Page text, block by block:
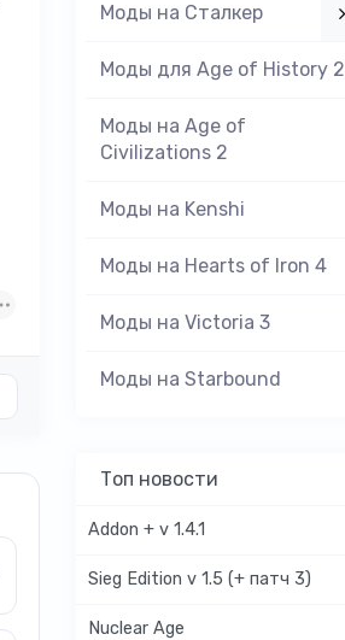
Моды на Cталкер
Моды для Age of History 2
Моды на Age of
Civilizations 2
Моды на Kenshi
Моды на Hearts of Iron 4
Моды на Victoria 3
Моды на Starbound
Топ новости
Addon + v 1.4.1
Sieg Edition v 1.5 (+ патч 3)
Nuclear Age